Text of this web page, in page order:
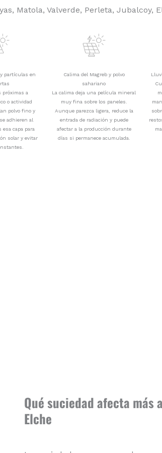
Matola, Valverde, Perleta, Jubalcoy,
partículas en
próximas a
o actividad
polvo fino y
adhieren al
esa capa para
solar y evitar
Calima del Magreb y polvo
sahariano
La calima deja una película mineral
muy fina sobre los paneles.
Aunque parezca ligera, reduce la
entrada de radiación y puede
afectar a la producción durante
días si permanece acumulada.
Qué suciedad afecta más
Elche